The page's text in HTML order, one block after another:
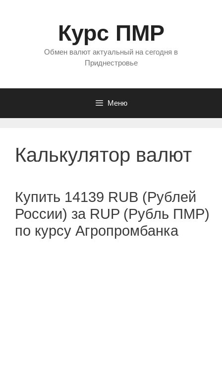
Курс ПМР
Обмен валют актуальный на сегодня в
Приднестровье
Меню
Калькулятор валют
Купить 14139 RUB (Рублей
России) за RUP (Рубль ПМР)
по курсу Агропромбанка